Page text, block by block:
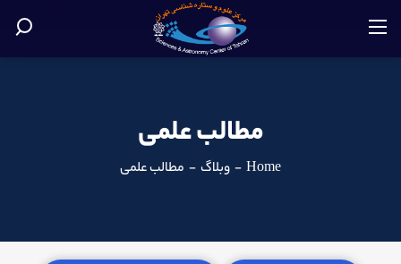
مطالب علمی
Home
- وبلاگ - مطالب علمی